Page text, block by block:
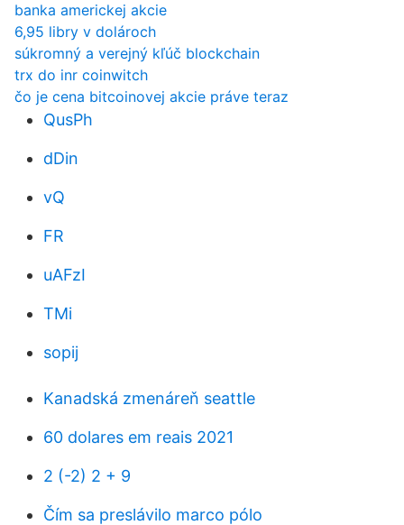
banka americkej akcie
6,95 libry v dolároch
súkromný a verejný kľúč blockchain
trx do inr coinwitch
čo je cena bitcoinovej akcie práve teraz
QusPh
dDin
vQ
FR
uAFzI
TMi
sopij
Kanadská zmenáreň seattle
60 dolares em reais 2021
2 (-2) 2 + 9
Čím sa preslávilo marco pólo